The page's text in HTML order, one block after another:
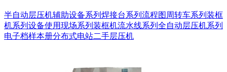
半自动层压机辅助设备系列 焊接台系列 流程图周转车系列 装框
机系列 设备使用现场系列 装框机流水线系列 全自动层压机系列
电子档样本册分布式电站二手层压机